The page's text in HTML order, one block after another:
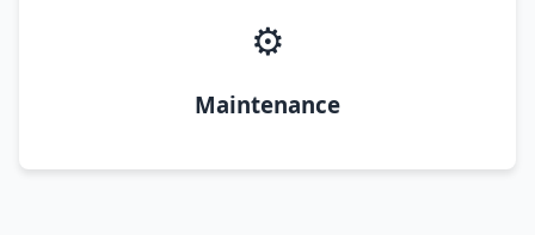
⚙️
Maintenance